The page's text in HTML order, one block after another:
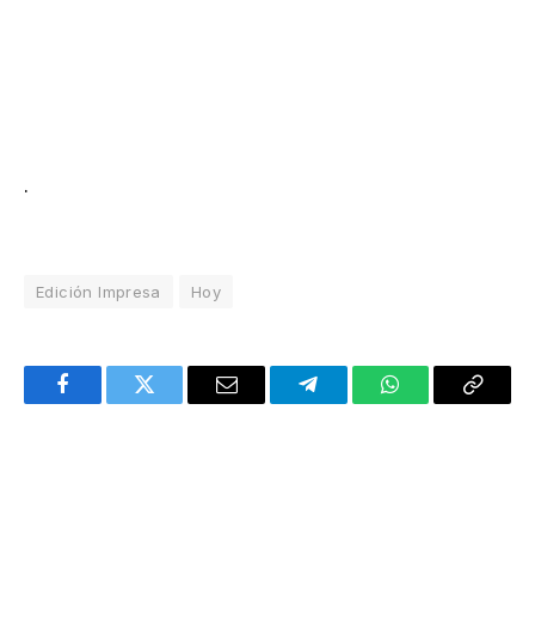
.
Edición Impresa Hoy
FacebookTwitter Email TelegramWhatsAppCopy